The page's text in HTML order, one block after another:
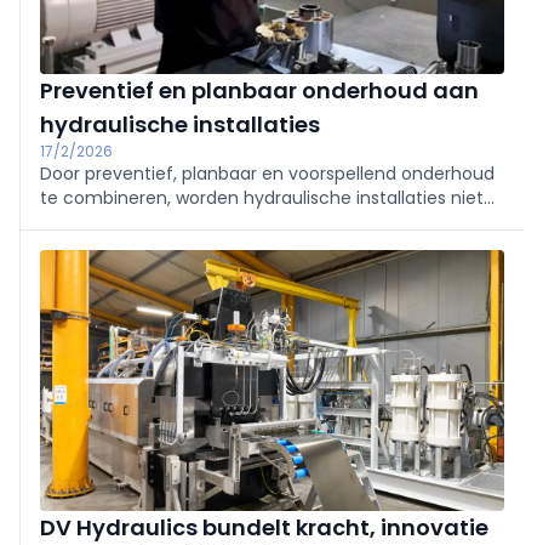
Preventief en planbaar onderhoud aan
hydraulische installaties
17/2/2026
Door preventief, planbaar en voorspellend onderhoud
te combineren, worden hydraulische installaties niet
kosteneffectiever.
DV Hydraulics bundelt kracht, innovatie